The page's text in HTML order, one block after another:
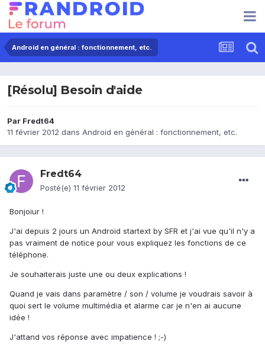
Android en général : fonctionnement, etc.
[Résolu] Besoin d'aide
Par Fredt64
11 février 2012 dans Android en général : fonctionnement, etc.
Fredt64
Posté(e) 11 février 2012
Bonjoiur !
J'ai depuis 2 jours un Android startext by SFR et j'ai vue qu'il n'y a
pas vraiment de notice pour vous expliquez les fonctions de ce
téléphone.
Je souhaiterais juste une ou deux explications !
Quand je vais dans paramètre / son / volume je voudrais savoir à
quoi sert le volume multimédia et alarme car je n'en ai aucune
idée !
J'attand vos réponse avec impatience ! ;-)